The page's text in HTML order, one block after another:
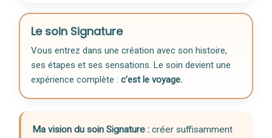
Le soin Signature
Vous entrez dans une création avec son histoire,
ses étapes et ses sensations. Le soin devient une
expérience complète : c’est le voyage.
Ma vision du soin Signature : créer suffisamment